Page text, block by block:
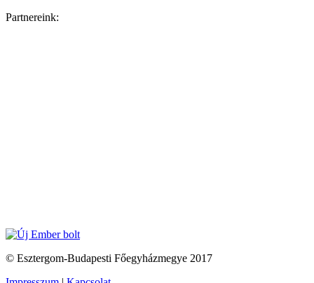
Partnereink:
© Esztergom-Budapesti Főegyházmegye 2017